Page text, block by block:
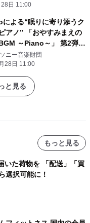
日 11:00
よる“眠りに寄り添うク
アノ” 「おやすみまえの
～Piano～」 第2弾を
)20:00よりYouTube初公
ニー音楽財団
28日 11:00
と見る
もっと見る
いた荷物を 「配送」「買
選択可能に！